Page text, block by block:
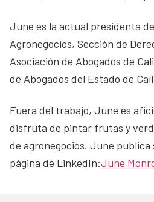
June es la actual presidenta
Agronegocios, Sección de
Asociación de Abogados de
de Abogados del Estado de
Fuera del trabajo, June es
disfruta de pintar frutas y
de agronegocios. June publica
página de LinkedIn:June